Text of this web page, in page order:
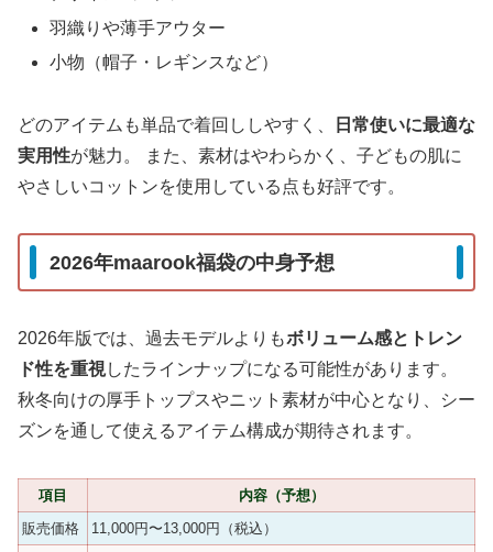
羽織りや薄手アウター
小物（帽子・レギンスなど）
どのアイテムも単品で着回ししやすく、
日常使いに最適な
実用性が魅力。 また、素材はやわらかく、子どもの肌に
やさしいコットンを使用している点も好評です。
2026年maarook福袋の中身予想
2026年版では、過去モデルよりもボリューム感とトレン
ド性を重視したラインナップになる可能性があります。
秋冬向けの厚手トップスやニット素材が中心となり、シー
ズンを通して使えるアイテム構成が期待されます。
項目
内容（予想）
販売価格
11,000円〜13,000円（税込）